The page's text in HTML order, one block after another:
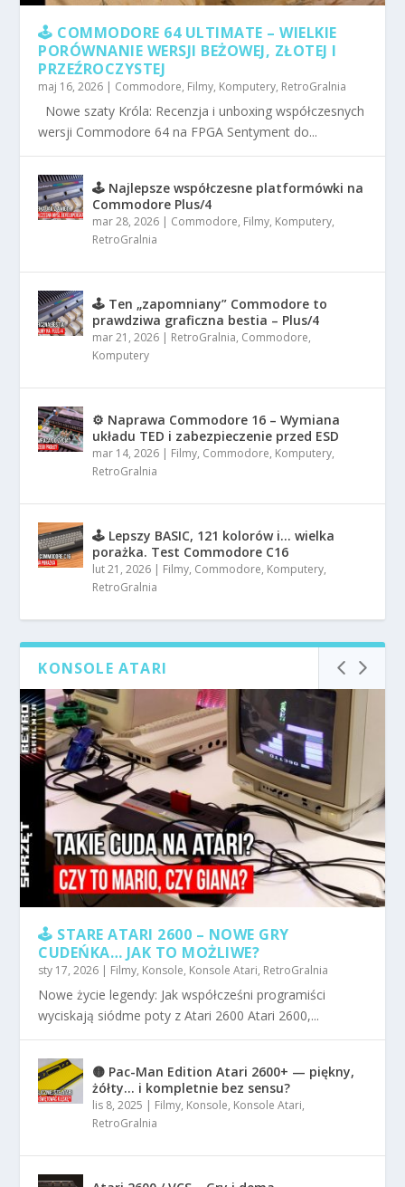
🕹️ COMMODORE 64 ULTIMATE – WIELKIE
PORÓWNANIE WERSJI BEŻOWEJ, ZŁOTEJ I
PRZEŹROCZYSTEJ
maj 16, 2026 | Commodore, Filmy, Komputery, RetroGralnia
Nowe szaty Króla: Recenzja i unboxing współczesnych
wersji Commodore 64 na FPGA Sentyment do...
🕹️ Najlepsze współczesne platformówki na
Commodore Plus/4
mar 28, 2026 | Commodore, Filmy, Komputery,
RetroGralnia
🕹️ Ten „zapomniany” Commodore to
prawdziwa graficzna bestia – Plus/4
mar 21, 2026 | RetroGralnia, Commodore,
Komputery
⚙️ Naprawa Commodore 16 – Wymiana
układu TED i zabezpieczenie przed ESD
mar 14, 2026 | Filmy, Commodore, Komputery,
RetroGralnia
🕹️ Lepszy BASIC, 121 kolorów i… wielka
porażka. Test Commodore C16
lut 21, 2026 | Filmy, Commodore, Komputery,
RetroGralnia
KONSOLE ATARI
🕹️ STARE ATARI 2600 – NOWE GRY
CUDEŃKA… JAK TO MOŻLIWE?
sty 17, 2026 | Filmy, Konsole, Konsole Atari, RetroGralnia
Nowe życie legendy: Jak współcześni programiści
wyciskają siódme poty z Atari 2600 Atari 2600,...
🟡 Pac-Man Edition Atari 2600+ — piękny,
żółty… i kompletnie bez sensu?
lis 8, 2025 | Filmy, Konsole, Konsole Atari,
RetroGralnia